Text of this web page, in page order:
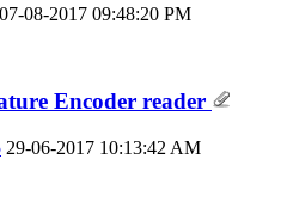
07-08-2017 09:48:20 PM
Encoder reader
29-06-2017 10:13:42 AM